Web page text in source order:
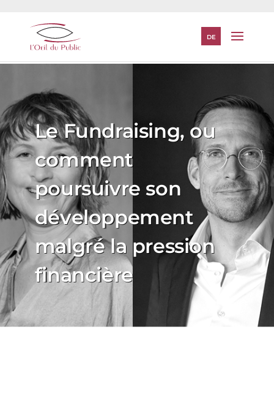
DE
Le Fundraising, ou
comment
poursuivre son
développement
malgré la pression
financière